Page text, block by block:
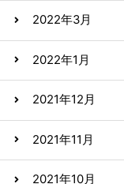
2022年3月
2022年1月
2021年12月
2021年11月
2021年10月